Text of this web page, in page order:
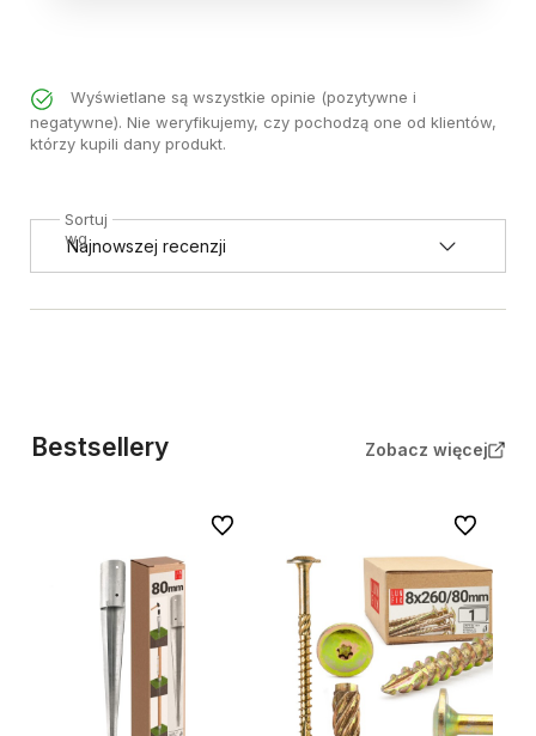
Wyświetlane są wszystkie opinie (pozytywne i
negatywne). Nie weryfikujemy, czy pochodzą one od klientów,
którzy kupili dany produkt.
Sortuj
wg
Bestsellery Zobacz więcej
Do ulubionych Do